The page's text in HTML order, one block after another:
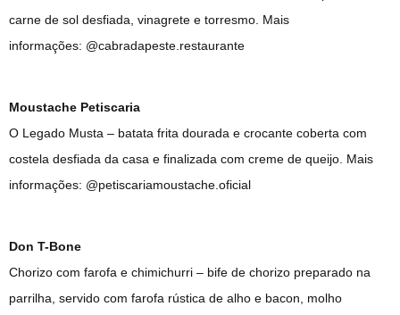
carne de sol desfiada, vinagrete e torresmo. Mais
informações: @cabradapeste.restaurante
Moustache Petiscaria
O Legado Musta – batata frita dourada e crocante coberta com
costela desfiada da casa e finalizada com creme de queijo. Mais
informações: @petiscariamoustache.oficial
Don T-Bone
Chorizo com farofa e chimichurri – bife de chorizo preparado na
parrilha, servido com farofa rústica de alho e bacon, molho